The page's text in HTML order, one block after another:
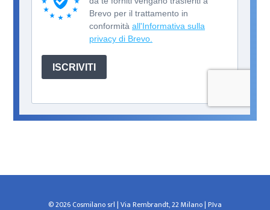
© 2026 Cosmilano srl | Via Rembrandt, 22 Milano | P.Iva